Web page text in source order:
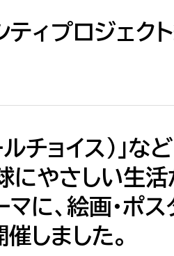
福祉・健康
都市基盤
文化・生涯学習
市民活動・地域づ
ィプロジェクト
チョイス）」な
にやさしい生活
に、絵画・ポス
しました。